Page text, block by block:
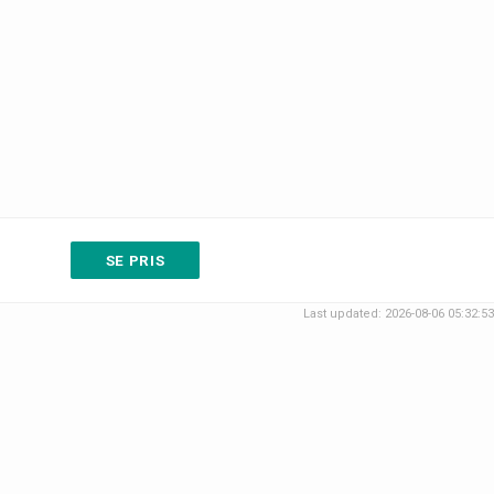
SE PRIS
Last updated: 2026-08-06 05:32:53